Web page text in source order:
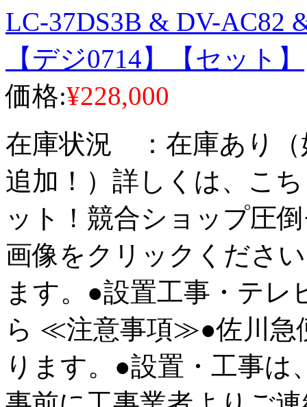
LC-37DS3B & DV-AC82
【デジ0714】【セット】
価格:¥228,000
在庫状況 ：在庫あり（
追加！）詳しくは、こ
ット！競合ショップ圧
画像をクリックくださ
ます。●設置工事・テ
ら ≪注意事項≫●佐川急
ります。●設置・工事